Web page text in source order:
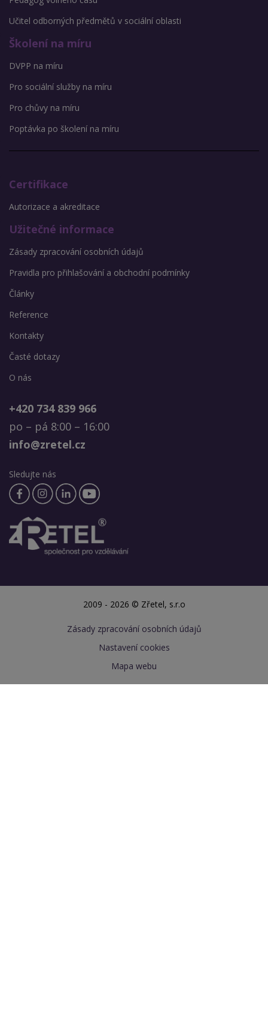
Učitel odborných předmětů v sociální oblasti
Školení na míru
DVPP na míru
Pro sociální služby na míru
Pro chůvy na míru
Poptávka po školení na míru
Certifikace
Autorizace a akreditace
Užitečné informace
Zásady zpracování osobních údajů
Pravidla pro přihlašování a obchodní podmínky
Články
Reference
Kontakty
Časté dotazy
O nás
+420 734 839 966
po – pá 8:00 – 16:00
info@zretel.cz
Sledujte nás
2009 - 2026 © Zřetel, s.r.o
Zásady zpracování osobních údajů
Nastavení cookies
Mapa webu